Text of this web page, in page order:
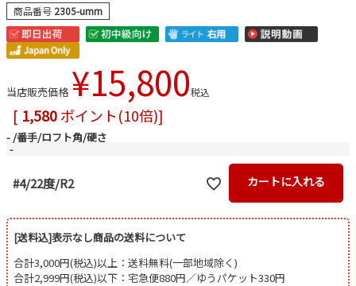
商品番号 2305-umrn
当店販売価格 ¥15,800税込
[ 1,580ポイント(10倍)]
- 番手/ロフト角/硬さ
-
#4/22度/R2 カートに入れる
[送料込]表示なし商品の送料について
合計3,000円(税込)以上：送料無料(一部地域除く)
合計2,999円(税込)以下：宅急便880円／ゆうパケット330円